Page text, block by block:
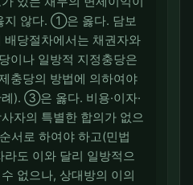
지 않다. ①은 옳다. 담보
배당절차에서는 채권자와
이나 일방적 지정충당은
충당의 방법에 의하여야
). ③은 옳다. 비용·이자·
자의 특별한 합의가 없으
서로 하여야 하고(민법
도 이와 달리 일방적으
없으나, 상대방의 이의